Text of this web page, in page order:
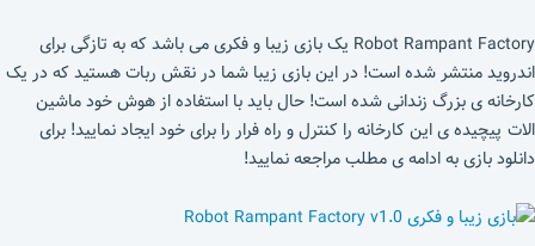
Robot Rampant Factory یک بازی زیبا و فکری می باشد که به تازگی برای
اندروید منتشر شده است! در این بازی زیبا شما در نقش ربات هستید که در یک
کارخانه ی بزرگ زندانی شده است! حال باید با استفاده از هوش خود ماشین
الات پیچیده ی این کارخانه را کنترل و راه فرار را برای خود ایجاد نمایید! برای
دانلود بازی به ادامه ی مطلب مراجعه نمایید!